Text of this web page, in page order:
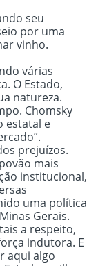
seu
por uma
vinho.
várias
O Estado,
natureza.
Chomsky
estatal e
prejuízos.
mais
institucional,
uma política
Gerais.
a respeito,
indutora. E
aqui algo